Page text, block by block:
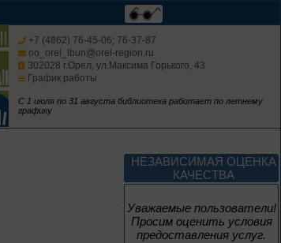
+7 (4862) 76-45-06; 76-37-87
oo_orel_lbun@orel-region.ru
302028 г.Орел, ул.Максима Горького, 43
График работы
С 1 июля по 31 августа библиотека работает по летнему
графику
НЕЗАВИСИМАЯ ОЦЕНКА
КАЧЕСТВА
Уважаемые пользователи!
Просим оценить условия
предоставления услуг.
Мастера кисти:
галерея талантов
Творец и муза
Цикл выставок литературы